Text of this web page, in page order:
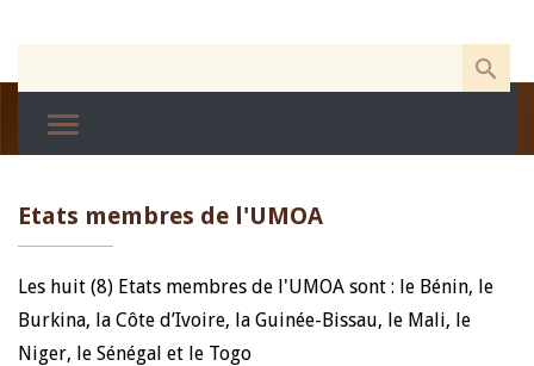
Etats membres de l'UMOA
Les huit (8) Etats membres de l'UMOA sont : le Bénin, le
Burkina, la Côte d’Ivoire, la Guinée-Bissau, le Mali, le
Niger, le Sénégal et le Togo